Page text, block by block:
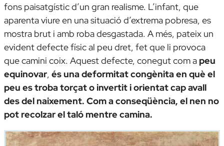
fons paisatgístic d’un gran realisme. L’infant, que
aparenta viure en una situació d’extrema pobresa, es
mostra brut i amb roba desgastada. A més, pateix un
evident defecte físic al peu dret, fet que li provoca
que camini coix. Aquest defecte, conegut com a peu
equinovar, és una deformitat congènita en què el
peu es troba torçat o invertit i orientat cap avall
des del naixement. Com a conseqüència, el nen no
pot recolzar el taló mentre camina.